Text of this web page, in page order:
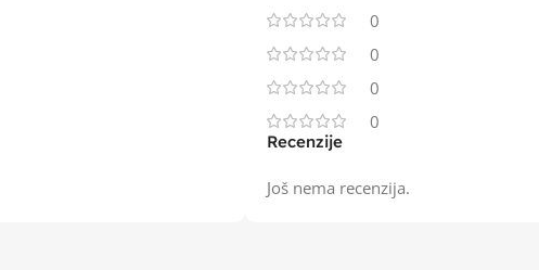
0
0
0
0
Recenzije
Još nema recenzija.